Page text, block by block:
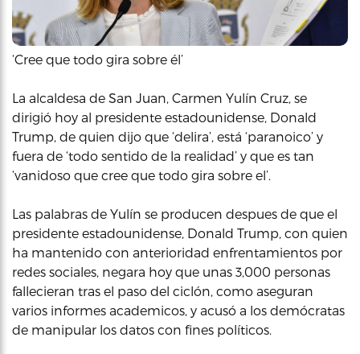
‘Cree que todo gira sobre él’
La alcaldesa de San Juan, Carmen Yulín Cruz, se
dirigió hoy al presidente estadounidense, Donald
Trump, de quien dijo que ‘delira’, está ‘paranoico’ y
fuera de ‘todo sentido de la realidad’ y que es tan
‘vanidoso que cree que todo gira sobre el’.
Las palabras de Yulín se producen despues de que el
presidente estadounidense, Donald Trump, con quien
ha mantenido con anterioridad enfrentamientos por
redes sociales, negara hoy que unas 3,000 personas
fallecieran tras el paso del ciclón, como aseguran
varios informes academicos, y acusó a los demócratas
de manipular los datos con fines políticos.